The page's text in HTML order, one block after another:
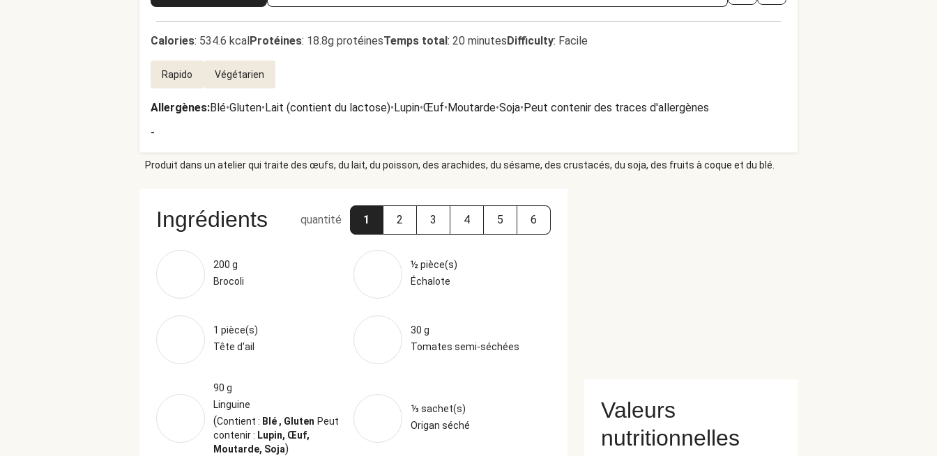
Calories: 534.6 kcalProtéines: 18.8g protéinesTemps total: 20 minutesDifficulty: Facile
Rapido Végétarien
Allergènes:Blé•Gluten•Lait (contient du lactose)•Lupin•Œuf•Moutarde•Soja•Peut contenir des traces d'allergènes
-
Produit dans un atelier qui traite des œufs, du lait, du poisson, des arachides, du sésame, des crustacés, du soja, des fruits à coque et du blé.
Ingrédients quantité 1 2 3 4 5 6
200 g
Brocoli
½ pièce(s)
Échalote
1 pièce(s)
Tête d'ail
30 g
Tomates semi-séchées
90 g
Linguine
(Contient : Blé , Gluten Peut
contenir : Lupin, Œuf,
Moutarde, Soja)
⅓ sachet(s)
Origan séché
Valeurs
nutritionnelles